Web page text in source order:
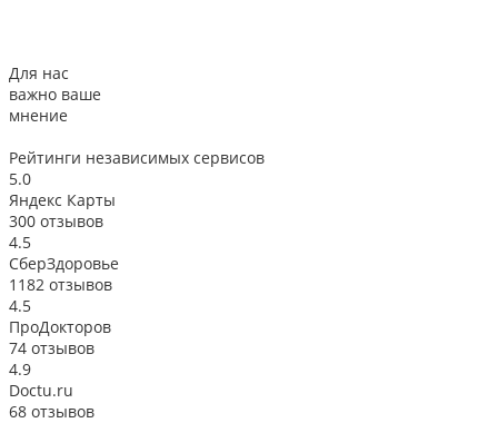
Для нас
важно ваше
мнение
Рейтинги независимых сервисов
5.0
Яндекс Карты
300 отзывов
4.5
СберЗдоровье
1182 отзывов
4.5
ПроДокторов
74 отзывов
4.9
Doctu.ru
68 отзывов